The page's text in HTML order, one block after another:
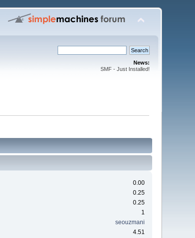
News:
SMF - Just Installed!
0.00
0.25
0.25
1
seouzmani
4.51